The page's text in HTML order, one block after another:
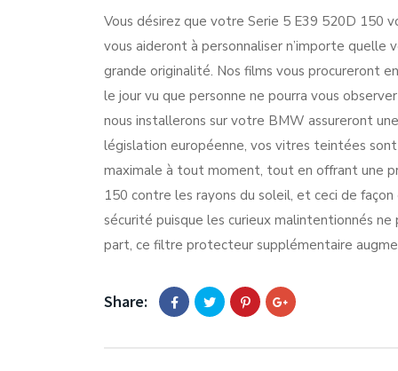
Vous désirez que votre Serie 5 E39 520D 150
vous aideront à personnaliser n’importe
grande originalité. Nos films vous procureront
le jour vu que personne ne pourra vous
nous installerons sur votre BMW assureront
législation européenne, vos vitres teintées
maximale à tout moment, tout en offrant une
150 contre les rayons du soleil, et ceci de
sécurité puisque les curieux malintentionnés
part, ce filtre protecteur supplémentaire
Share: